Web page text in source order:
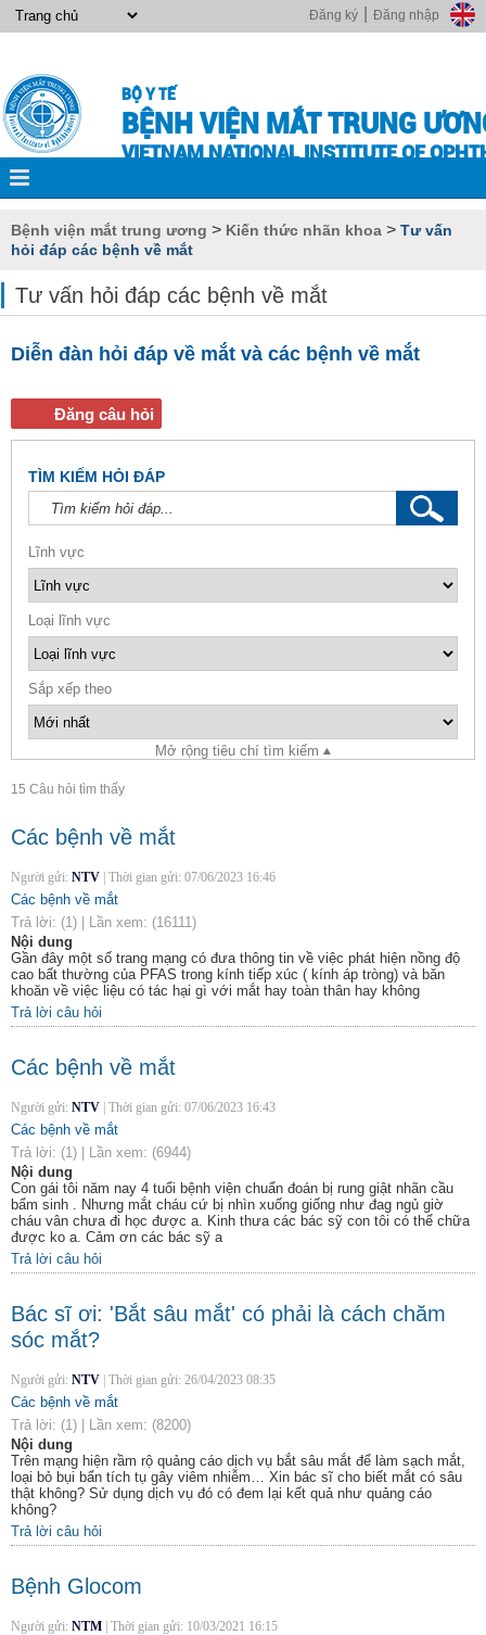
Đăng nhập
Đăng ký
BỘ Y TẾ
BỆNH VIỆN MẮT TRUNG
VIETNAM NATIONAL INSTITUTE OF
Bệnh viện mắt trung ương > Kiến thức nhãn khoa > Tư vấn
hỏi đáp các bệnh về mắt
Tư vấn hỏi đáp các bệnh về mắt
Diễn đàn hỏi đáp về mắt và các bệnh về mắt
TÌM KIẾM HỎI ĐÁP
Lĩnh vực
Loại lĩnh vực
Sắp xếp theo
Mở rộng tiêu chí tìm kiếm
15 Câu hỏi tìm thấy
Các bệnh về mắt
Người gửi: NTV | Thời gian gửi: 07/06/2023 16:46
Các bệnh về mắt
Trả lời: (1) | Lần xem: (16111)
Nội dung
Gần đây một số trang mạng có đưa thông tin về việc phát hiện nồng độ
cao bất thường của PFAS trong kính tiếp xúc ( kính áp tròng) và băn
khoăn về việc liệu có tác hại gì với mắt hay toàn thân hay không
Trả lời câu hỏi
Các bệnh về mắt
Người gửi: NTV | Thời gian gửi: 07/06/2023 16:43
Các bệnh về mắt
Trả lời: (1) | Lần xem: (6944)
Nội dung
Con gái tôi năm nay 4 tuổi bệnh viện chuẩn đoán bị rung giật nhãn cầu
bẩm sinh . Nhưng mắt cháu cứ bị nhìn xuống giống như đag ngủ giờ
cháu vân chưa đi học được a. Kinh thưa các bác sỹ con tôi có thể chữa
được ko a. Cảm ơn các bác sỹ a
Trả lời câu hỏi
Bác sĩ ơi: 'Bắt sâu mắt' có phải là cách chăm
sóc mắt?
Người gửi: NTV | Thời gian gửi: 26/04/2023 08:35
Các bệnh về mắt
Trả lời: (1) | Lần xem: (8200)
Nội dung
Trên mạng hiện rầm rộ quảng cáo dịch vụ bắt sâu mắt để làm sạch mắt,
loại bỏ bụi bẩn tích tụ gây viêm nhiễm… Xin bác sĩ cho biết mắt có sâu
thật không? Sử dụng dịch vụ đó có đem lại kết quả như quảng cáo
không?
Trả lời câu hỏi
Bệnh Glocom
Người gửi: NTM | Thời gian gửi: 10/03/2021 16:15